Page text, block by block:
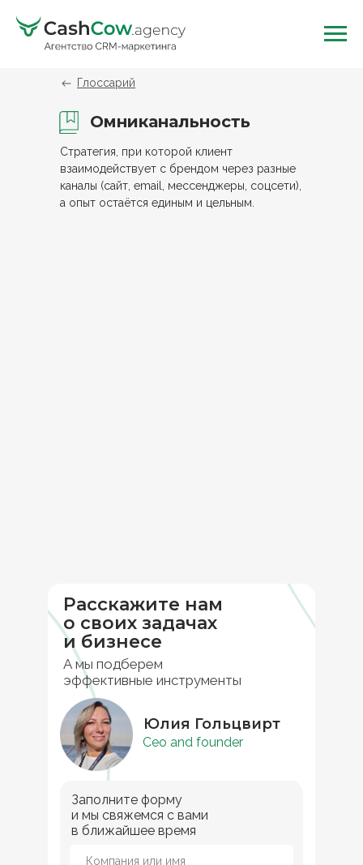
Омниканальность
Стратегия, при которой клиент
взаимодействует с брендом через разные
каналы (сайт, email, мессенджеры, соцсети),
а опыт остаётся единым и цельным.
Глоссарий
Заполните форму
и мы свяжемся с вами
в ближайшее время
А мы подберем
эффективные инструменты
Расскажите нам
о своих задачах
и бизнесе
Юлия Гольцвирт
Ceo and founder